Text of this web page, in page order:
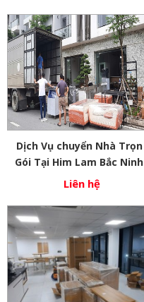
Dịch Vụ chuyển Nhà Trọn
Gói Tại Him Lam Bắc Ninh
Liên hệ